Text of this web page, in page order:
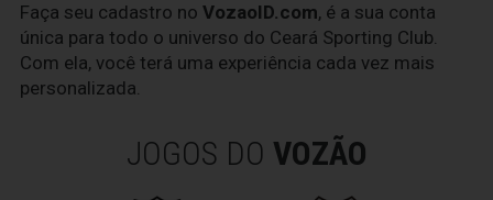
Faça seu cadastro no VozaoID.com, é a sua conta
única para todo o universo do Ceará Sporting Club.
Com ela, você terá uma experiência cada vez mais
personalizada.
JOGOS DO VOZÃO